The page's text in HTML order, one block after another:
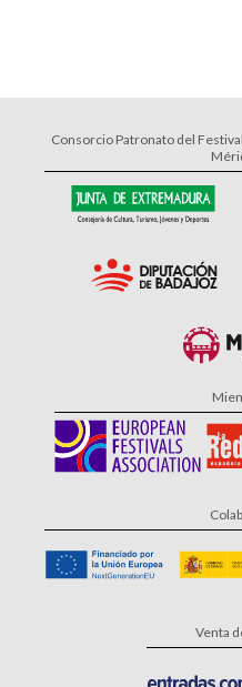
Consorcio Patronato del
Venta